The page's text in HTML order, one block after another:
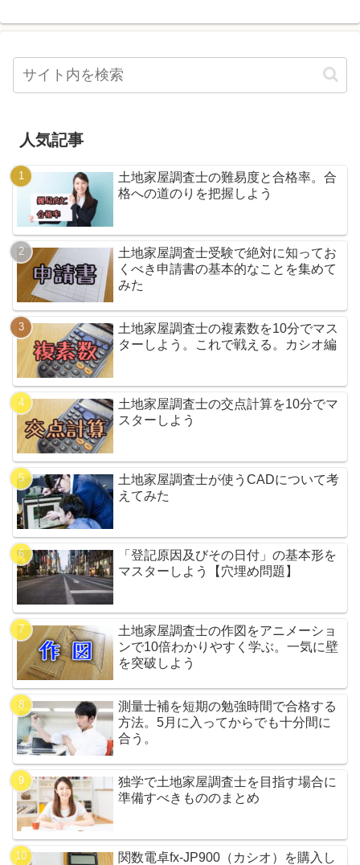
人気記事
土地家屋調査士の難易度と合格率。合
格への道のりを把握しよう
土地家屋調査士受験で絶対に知ってお
くべき申請書の基本的なことを集めて
みた
土地家屋調査士の複素数を10分でマス
ターしよう。これで戦える。カシオ編
土地家屋調査士の交点計算を10分でマ
スターしよう
土地家屋調査士が使うCADについて考
えてみた
「登記原因及びその日付」の基本形を
マスターしよう【穴埋め問題】
土地家屋調査士の作図をアニメーショ
ンで10倍わかりやすく学ぶ。一気に壁
を突破しよう
測量士補を短期の勉強時間で合格する
方法。5月に入ってからでも十分間に
合う。
独学で土地家屋調査士を目指す場合に
準備すべきもののまとめ
関数電卓fx-JP900（カシオ）を購入し